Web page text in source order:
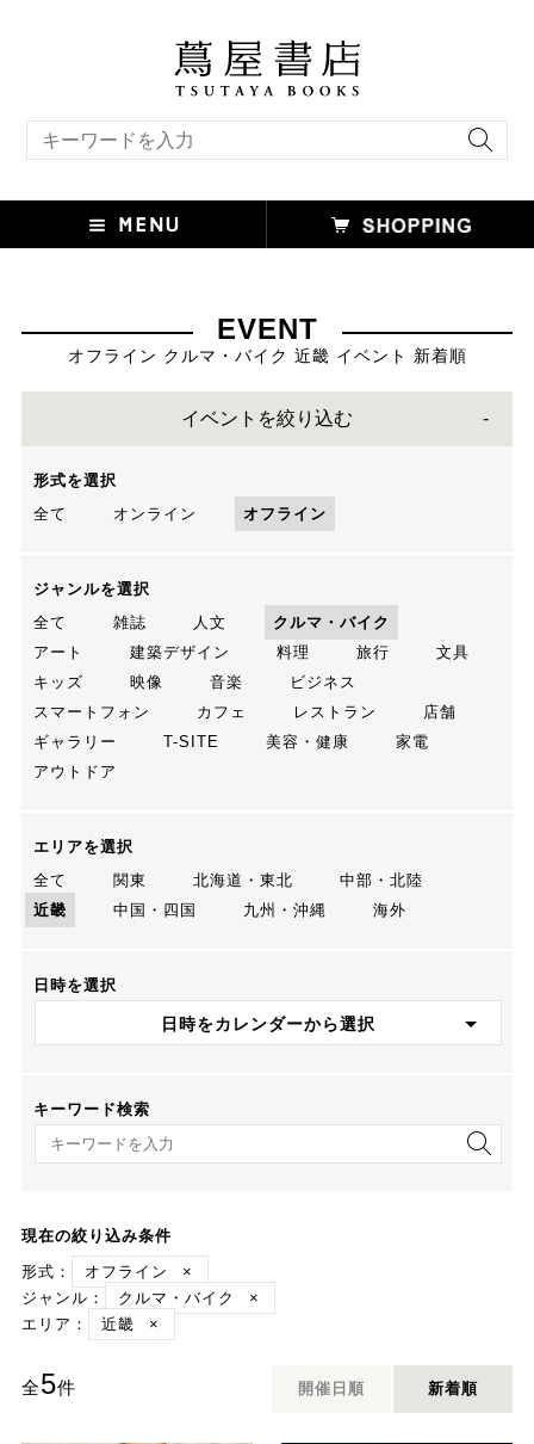
EVENT
オフライン クルマ・バイク 近畿 イベント 新着順
イベントを絞り込む
形式を選択
全て
オンライン オフライン
ジャンルを選択
全て
雑誌 人文
クルマ・バイク
アート
建築デザイン 料理 旅行
文具
キッズ
映像 音楽
ビジネス
スマートフォン
カフェ レストラン
店舗
ギャラリー
T-SITE 美容・健康
家電
アウトドア
エリアを選択
全て
関東 北海道・東北
中部・北陸
近畿
中国・四国 九州・沖縄 海外
日時を選択
日時をカレンダーから選択
キーワード検索
キーワード検索
現在の絞り込み条件
形式：
オフライン
×
ジャンル：
クルマ・バイク
×
エリア：
近畿 ×
全5件 開催日順 新着順